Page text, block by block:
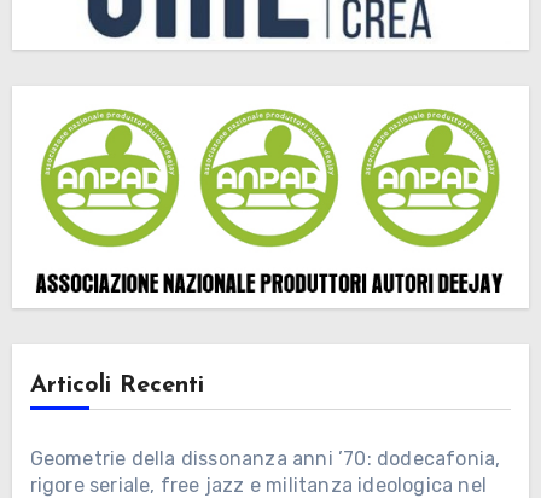
Articoli Recenti
Geometrie della dissonanza anni ’70: dodecafonia,
rigore seriale, free jazz e militanza ideologica nel